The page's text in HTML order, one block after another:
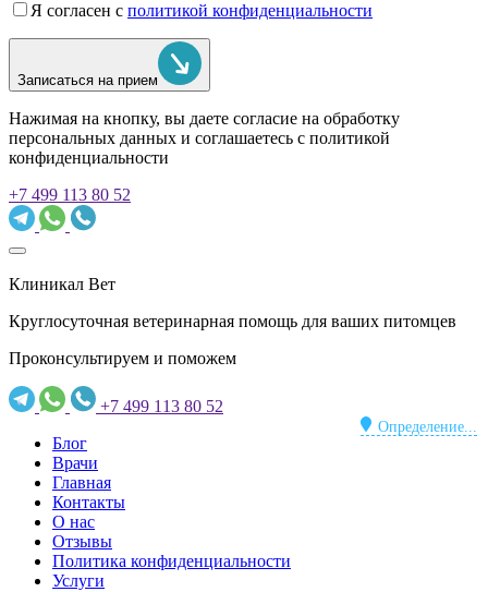
Я согласен с политикой конфиденциальности
Записаться на прием
Нажимая на кнопку, вы даете согласие на обработку
персональных данных и соглашаетесь c политикой
конфиденциальности
+7 499 113 80 52
Клиникал Вет
Круглосуточная ветеринарная помощь для ваших питомцев
Проконсультируем и поможем
+7 499 113 80 52
Определение...
Блог
Врачи
Главная
Контакты
О нас
Отзывы
Политика конфиденциальности
Услуги